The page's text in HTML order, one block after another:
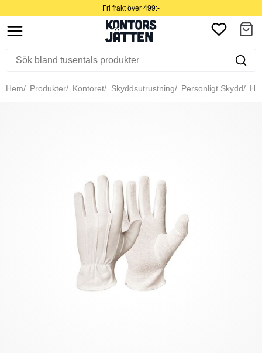
Fri frakt över 499:-
Hem Produkter Kontoret Skyddsutrustning Personligt Skydd